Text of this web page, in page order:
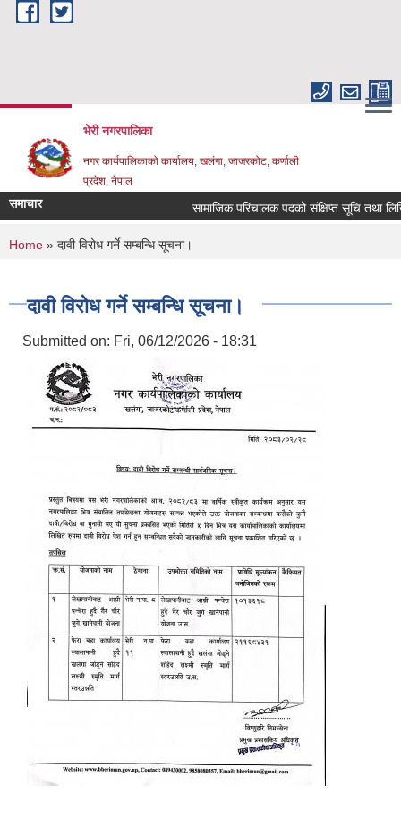
Skip to main content
भेरी नगरपालिका
नगर कार्यपालिकाको कार्यालय, खलंगा, जाजरकोट, कर्णाली
प्रदेश, नेपाल
समाचार सामाजिक परिचालक पदको संक्षिप्त सूचि तथा लिखित
You are here
Home » दावी विरोध गर्ने सम्बन्धि सूचना।
दावी विरोध गर्ने सम्बन्धि सूचना।
Submitted on: Fri, 06/12/2026 - 18:31